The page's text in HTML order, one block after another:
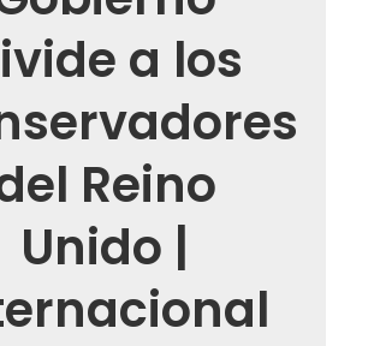
a los
Reino
Unido |